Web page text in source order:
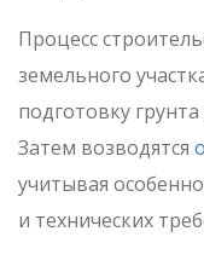
Процесс
земельного
подготовку
Затем возводятся
учитывая
и технических